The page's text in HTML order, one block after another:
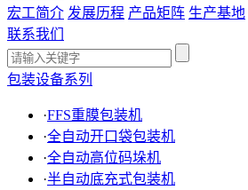
宏工简介 发展历程 产品矩阵 生产基地
联系我们
包装设备系列
·FFS重膜包装机
·全自动开口袋包装机
·全自动高位码垛机
·半自动底充式包装机